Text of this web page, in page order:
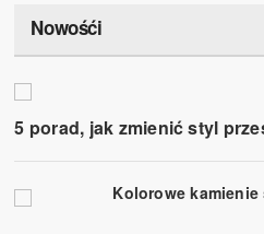
Nowośći
5 porad, jak zmienić styl
Kolorowe